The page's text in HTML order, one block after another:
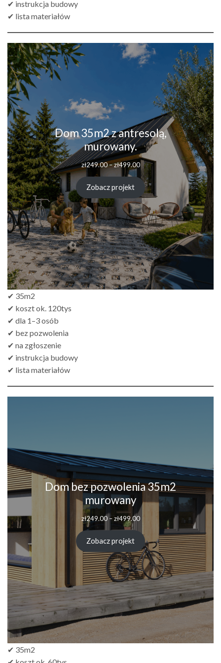
✔ instrukcja budowy
✔ lista materiałów
Dom 35m2 z antresolą,
murowany.
zł249.00–zł499.00Zakres
cen:
od
zł249.00
do
zł499.00
Zobacz projekt
✔ 35m2
✔ koszt ok. 120tys
✔ dla 1–3 osób
✔ bez pozwolenia
✔ na zgłoszenie
✔ instrukcja budowy
✔ lista materiałów
Dom bez pozwolenia 35m2
murowany
zł249.00 – zł499.00Zakres
od
zł249.00
do
zł499.00
Zobacz projekt
✔ 35m2